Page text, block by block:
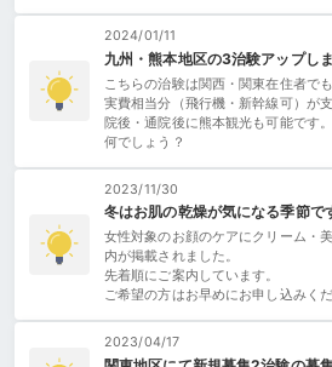
2024/01/11
九州・熊本地区の3治験アップしま
こちらの治験は関西・関東在住者で
実費相当分（飛行機・新幹線可）が
院後・通院後に熊本観光も可能です
何でしょう？
2023/11/30
冬はお肌の乾燥が気になる季節で
女性対象のお顔のケアにクリーム・
内が掲載されました。
先着順にご案内しています。
ご希望の方はお早めにお申し込みくだ
2023/04/17